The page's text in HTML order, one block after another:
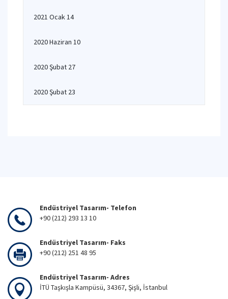
2021 Ocak 14
2020 Haziran 10
2020 Şubat 27
2020 Şubat 23
Endüstriyel Tasarım- Telefon
+90 (212) 293 13 10
Endüstriyel Tasarım- Faks
+90 (212) 251 48 95
Endüstriyel Tasarım- Adres
İTÜ Taşkışla Kampüsü, 34367, Şişli, İstanbul